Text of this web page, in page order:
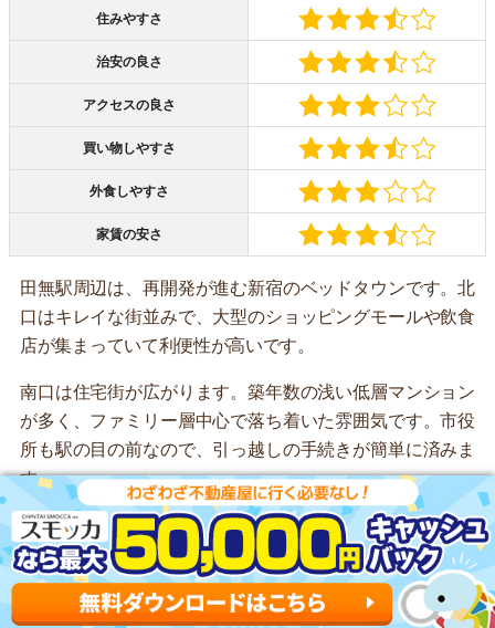
住みやすさ
治安の良さ
アクセスの良さ
買い物しやすさ
外食しやすさ
家賃の安さ
田無駅周辺は、再開発が進む新宿のベッドタウンです。北
口はキレイな街並みで、大型のショッピングモールや飲食
店が集まっていて利便性が高いです。
南口は住宅街が広がります。築年数の浅い低層マンション
が多く、ファミリー層中心で落ち着いた雰囲気です。市役
所も駅の目の前なので、引っ越しの手続きが簡単に済みま
す。
家賃相場はワンルームで約5.9万円、1Kで約6.8万円と低い
です。田無駅は、特急を除いたすべての西武新宿線の電車
が停まるので、交通アクセス重視の人におすすめです。